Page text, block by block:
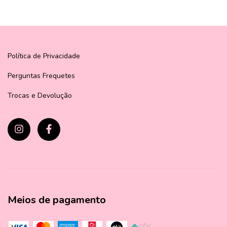
Política de Privacidade
Perguntas Frequetes
Trocas e Devolução
Meios de pagamento